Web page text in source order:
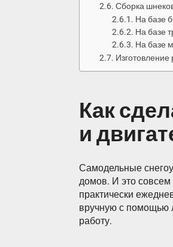
Сборка
На базе
На базе
На базе
Изготовление
Как
и
Самодельные
домов. И это совсем
практически
вручную с помощью
работу.